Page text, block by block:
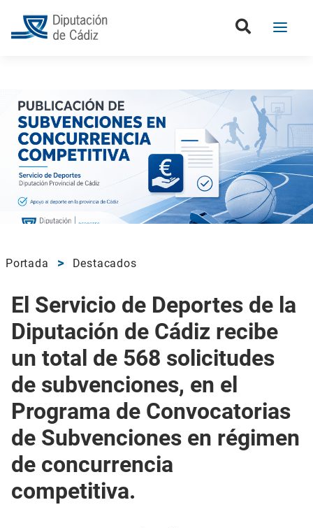
Portada Destacados
El Servicio de Deportes de la
Diputación de Cádiz recibe
un total de 568 solicitudes
de subvenciones, en el
Programa de Convocatorias
de Subvenciones en régimen
de concurrencia
competitiva.